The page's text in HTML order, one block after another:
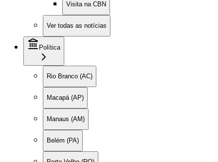
Visita na CBN
Ver todas as notícias
Política
Rio Branco (AC)
Macapá (AP)
Manaus (AM)
Belém (PA)